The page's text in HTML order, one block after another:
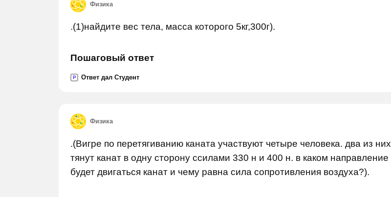
Физика
.(1)найдите вес тела, масса которого 5кг,300г).
Пошаговый ответ
P Ответ дал Студент
Физика
.(Вигре по перетягиванию каната участвуют четыре человека. два из них
тянут канат в одну сторону ссилами 330 н и 400 н. в каком направление
будет двигаться канат и чему равна сила сопротивления воздуха?).